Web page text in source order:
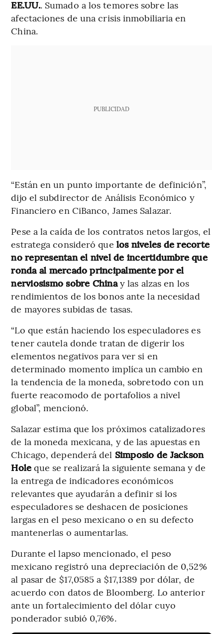
EE.UU.. Sumado a los temores sobre las
afectaciones de una crisis inmobiliaria en
China.
PUBLICIDAD
“Están en un punto importante de definición”,
dijo el subdirector de Análisis Económico y
Financiero en CiBanco, James Salazar.
Pese a la caída de los contratos netos largos, el
estratega consideró que los niveles de recorte
no representan el nivel de incertidumbre que
ronda al mercado principalmente por el
nerviosismo sobre Chinay las alzas en los
rendimientos de los bonos ante la necesidad
de mayores subidas de tasas.
“Lo que están haciendo los especuladores es
tener cautela donde tratan de digerir los
elementos negativos para ver si en
determinado momento implíca un cambio en
la tendencia de la moneda, sobretodo con un
fuerte reacomodo de portafolios a nivel
global”, mencionó.
Salazar estima que los próximos catalizadores
de la moneda mexicana, y de las apuestas en
Chicago, dependerá del Simposio de Jackson
Hole que se realizará la siguiente semana y de
la entrega de indicadores económicos
relevantes que ayudarán a definir si los
especuladores se deshacen de posiciones
largas en el peso mexicano o en su defecto
mantenerlas o aumentarlas.
Durante el lapso mencionado, el peso
mexicano registró una depreciación de 0,52%
al pasar de $17,0585 a $17,1389 por dólar, de
acuerdo con datos de Bloomberg. Lo anterior
ante un fortalecimiento del dólar cuyo
ponderador subió 0,76%.